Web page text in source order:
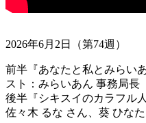
2026年6月2日（第74週）
前半『あなたと私とみらい
スト：みらいあん 事務局
後半『シキスイのカラフル
佐々木 るな さん、葵 ひな